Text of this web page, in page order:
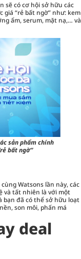
sẽ có cơ hội sở hữu các
“rẻ bất ngờ” như: kem
ẩm, serum, mặt nạ,… và
sản phẩm chính
bất ngờ”
Watsons lần này, các
và tất nhiên là với một
bạn đã có thể sở hữu loạt
son môi, phấn má
deal